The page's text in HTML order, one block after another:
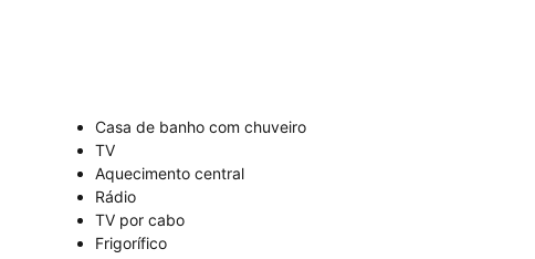
Casa de banho com chuveiro
TV
Aquecimento central
Rádio
TV por cabo
Frigorífico